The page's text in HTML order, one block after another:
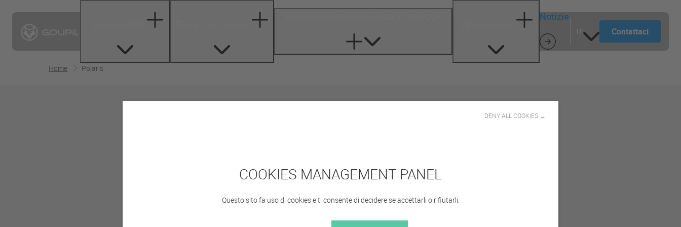
COOKIES MANAGEMENT PANEL
Questo sito fa uso di cookies e ti consente di decidere se accettarli o rifiutarli.
DENY ALL COOKIES →
Notizie
Contattaci
Home Polaris